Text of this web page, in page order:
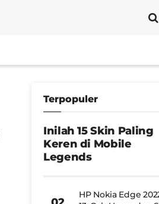
Terpopuler
Inilah 15 Skin Paling
Keren di Mobile
Legends
HP Nokia Edge